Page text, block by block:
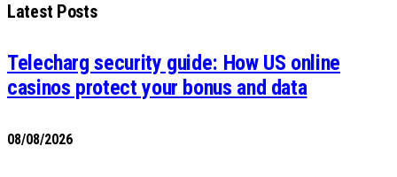
Latest Posts
Telecharg security guide: How US online
casinos protect your bonus and data
08/08/2026